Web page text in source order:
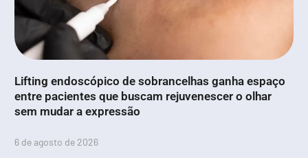
Lifting endoscópico de sobrancelhas ganha espaço
entre pacientes que buscam rejuvenescer o olhar
sem mudar a expressão
6 de agosto de 2026